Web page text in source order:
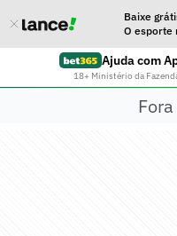
Baixe
O esporte
Ajuda com
18+ Ministério da